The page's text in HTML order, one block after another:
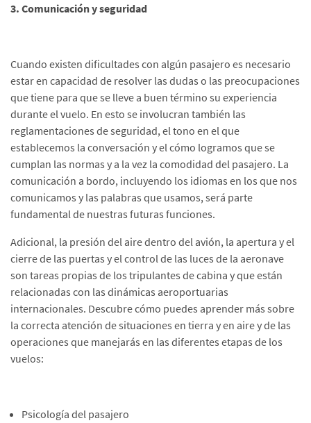
3. Comunicación y seguridad
Cuando existen dificultades con algún pasajero es necesario
estar en capacidad de resolver las dudas o las preocupaciones
que tiene para que se lleve a buen término su experiencia
durante el vuelo. En esto se involucran también las
reglamentaciones de seguridad, el tono en el que
establecemos la conversación y el cómo logramos que se
cumplan las normas y a la vez la comodidad del pasajero. La
comunicación a bordo, incluyendo los idiomas en los que nos
comunicamos y las palabras que usamos, será parte
fundamental de nuestras futuras funciones.
Adicional, la presión del aire dentro del avión, la apertura y el
cierre de las puertas y el control de las luces de la aeronave
son tareas propias de los tripulantes de cabina y que están
relacionadas con las dinámicas aeroportuarias
internacionales. Descubre cómo puedes aprender más sobre
la correcta atención de situaciones en tierra y en aire y de las
operaciones que manejarás en las diferentes etapas de los
vuelos:
Psicología del pasajero